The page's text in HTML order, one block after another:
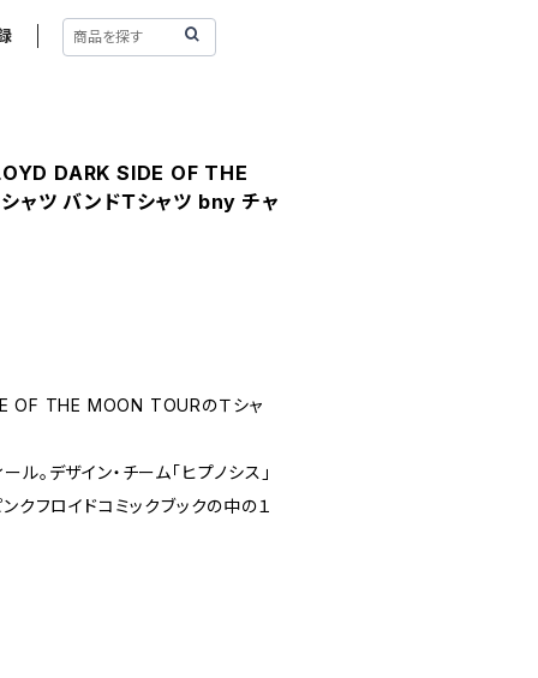
DARK SIDE OF THE
ツ バンドＴシャツ bny チャ
OF THE MOON TOURのＴシャ
。デザイン・チーム「ヒプノシス」
フロイドコミックブックの中の１